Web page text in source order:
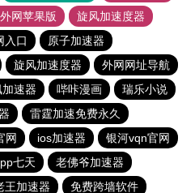
网苹果版
旋风加速度器
入口
原子加速器
旋风加速度器
外网网址导航
速器 哔咔漫画
瑞乐小说
雷霆加速免费永久
网 ios加速器
银河vqn官网
七天
老佛爷加速器
王加速器
免费跨墙软件